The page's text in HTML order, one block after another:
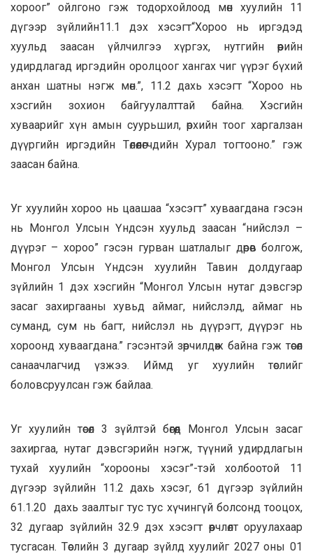
хороог” ойлгоно гэж тодорхойлоод мөн хуулийн 11
дүгээр зүйлийн11.1 дэх хэсэгт“Хороо нь иргэдэд
хуульд заасан үйлчилгээ хүргэх, нутгийн өөрийн
удирдлагад иргэдийн оролцоог хангах чиг үүрэг бүхий
анхан шатны нэгж мөн.”, 11.2 дахь хэсэгт “Хороо нь
хэсгийн зохион байгуулалттай байна. Хэсгийн
хуваарийг хүн амын суурьшил, өрхийн тоог харгалзан
дүүргийн иргэдийн Төлөөлөгчдийн Хурал тогтооно.” гэж
заасан байна.
Уг хуулийн хороо нь цаашаа “хэсэгт” хуваагдана гэсэн
нь Монгол Улсын Үндсэн хуульд заасан “нийслэл –
дүүрэг – хороо” гэсэн гурван шатлалыг дөрөв болгож,
Монгол Улсын Үндсэн хуулийн Тавин долдугаар
зүйлийн 1 дэх хэсгийн “Монгол Улсын нутаг дэвсгэр
засаг захиргааны хувьд аймаг, нийслэлд, аймаг нь
суманд, сум нь багт, нийслэл нь дүүрэгт, дүүрэг нь
хороонд хуваагдана.” гэсэнтэй зөрчилдөж байна гэж төсөл
санаачлагчид үзжээ. Иймд уг хуулийн төслийг
боловсруулсан гэж байлаа.
Уг хуулийн төсөл 3 зүйлтэй бөгөөд Монгол Улсын засаг
захиргаа, нутаг дэвсгэрийн нэгж, түүний удирдлагын
тухай хуулийн “хорооны хэсэг”-тэй холбоотой 11
дүгээр зүйлийн 11.2 дахь хэсэг, 61 дүгээр зүйлийн
61.1.20 дахь заалтыг тус тус хүчингүй болсонд тооцох,
32 дугаар зүйлийн 32.9 дэх хэсэгт өөрчлөлт оруулахаар
тусгасан. Төслийн 3 дугаар зүйлд хуулийг 2027 оны 01